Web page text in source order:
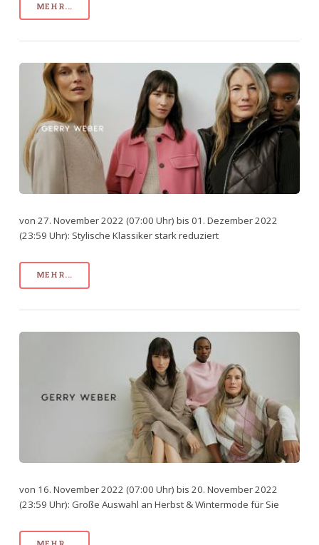
MEHR...
von 27. November 2022 (07:00 Uhr) bis 01. Dezember 2022
(23:59 Uhr): Stylische Klassiker stark reduziert
MEHR...
von 16. November 2022 (07:00 Uhr) bis 20. November 2022
(23:59 Uhr): Große Auswahl an Herbst & Wintermode für Sie